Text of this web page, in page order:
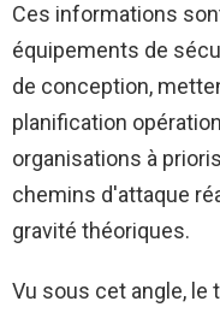
Ces informations
équipements de
de conception,
planification
organisations à
chemins d'attaque
gravité théoriques.
Vu sous cet angle, le